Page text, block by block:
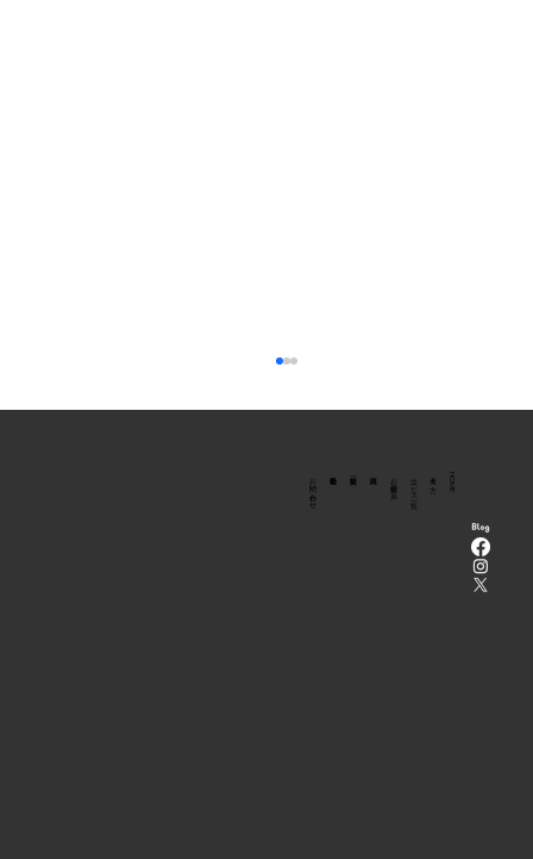
お問い合わせ お客様の声 サービス一覧 考え方 HOME